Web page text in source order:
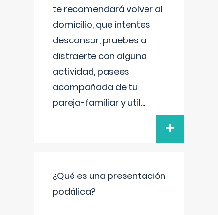
te recomendará volver al
domicilio, que intentes
descansar, pruebes a
distraerte con alguna
actividad, pasees
acompañada de tu
pareja-familiar y util...
+
¿Qué es una presentación
podálica?